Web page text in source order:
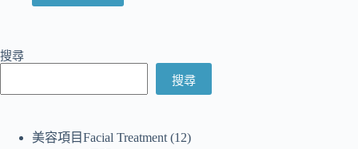
搜尋
搜尋
美容項目Facial Treatment 12